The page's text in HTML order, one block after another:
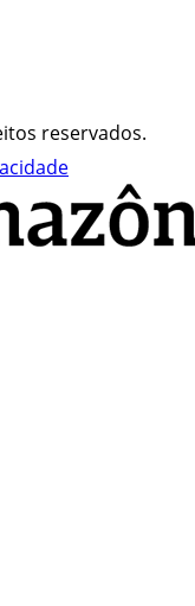
reservados.